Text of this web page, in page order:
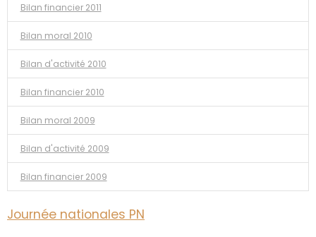
Bilan financier 2011
Bilan moral 2010
Bilan d'activité 2010
Bilan financier 2010
Bilan moral 2009
Bilan d'activité 2009
Bilan financier 2009
Journée nationales PN